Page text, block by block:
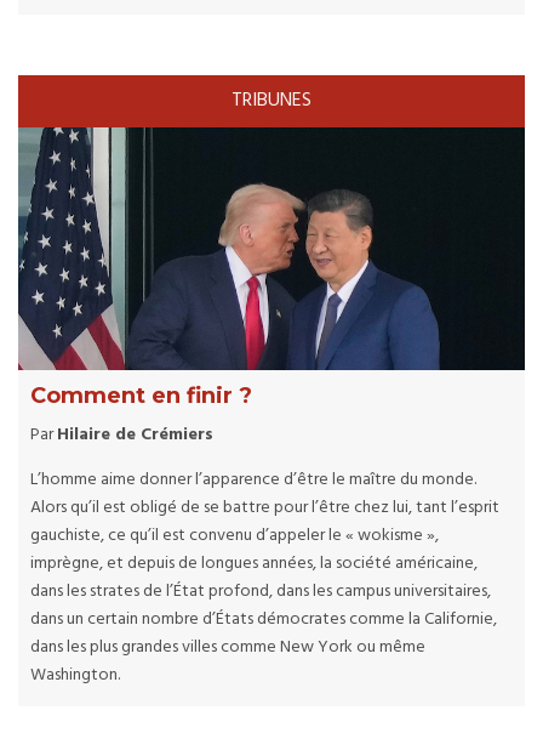
TRIBUNES
Comment en finir ?
ParHilaire de Crémiers
L’homme aime donner l’apparence d’être le maître du monde.
Alors qu’il est obligé de se battre pour l’être chez lui, tant l’esprit
gauchiste, ce qu’il est convenu d’appeler le « wokisme »,
imprègne, et depuis de longues années, la société américaine,
dans les strates de l’État profond, dans les campus universitaires,
dans un certain nombre d’États démocrates comme la Californie,
dans les plus grandes villes comme New York ou même
Washington.